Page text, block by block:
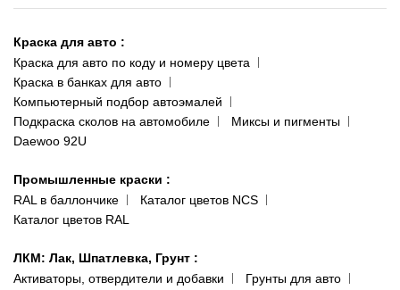
093 611-39-23
(ориентир: Интайм №40)
Одесса
пр-т Акад. Глушко, 29
066 554-97-70
Доставка и оплата
Сотрудничество
Наши публикации
Публичная оферта
Политика конфиденциальности
Краска для авто :
Краска для авто по коду и номеру цвета
Краска в банках для авто
Компьютерный подбор автоэмалей
Подкраска сколов на автомобиле
Миксы и пигменты
Daewoo 92U
Промышленные краски :
RAL в баллончике
Каталог цветов NCS
Каталог цветов RAL
ЛКМ: Лак, Шпатлевка, Грунт :
Активаторы, отвердители и добавки
Грунты для авто